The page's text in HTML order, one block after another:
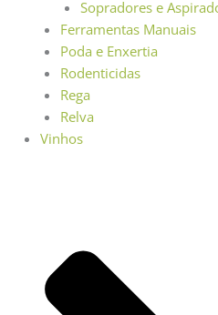
Sopradores e
Ferramentas Manuais
Poda e Enxertia
Rodenticidas
Rega
Relva
Vinhos